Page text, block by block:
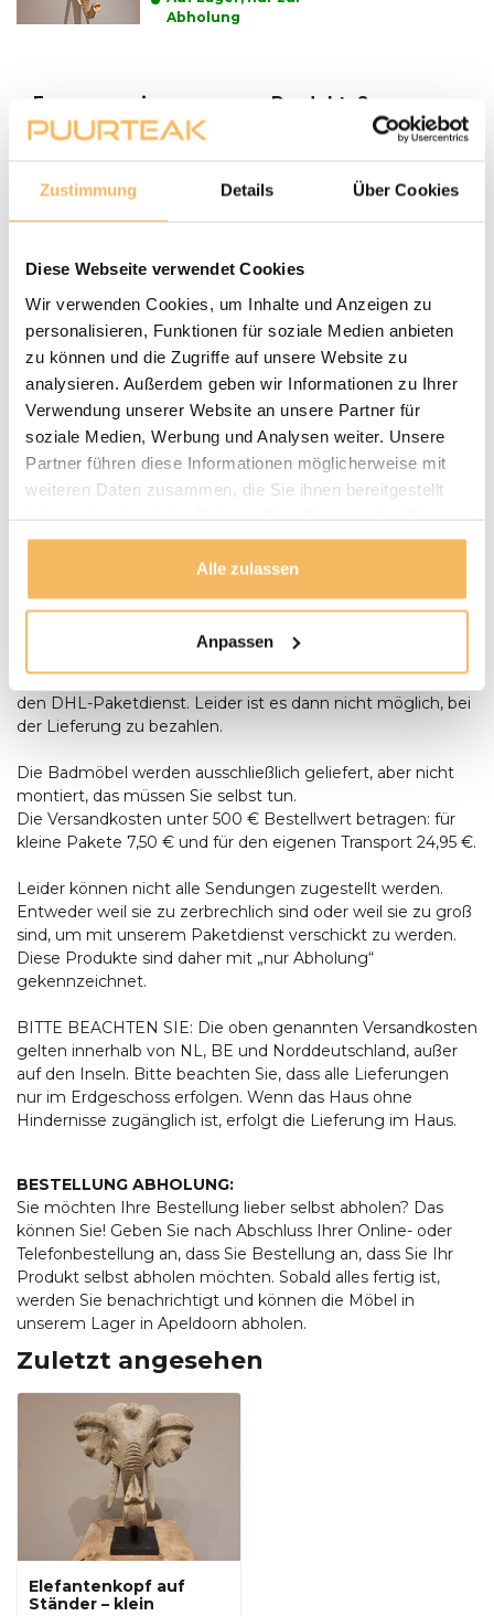
Zustimmung Details Über Cookies
Diese Webseite verwendet Cookies
Wir verwenden Cookies, um Inhalte und Anzeigen zu
personalisieren, Funktionen für soziale Medien anbieten
zu können und die Zugriffe auf unsere Website zu
analysieren. Außerdem geben wir Informationen zu Ihrer
Verwendung unserer Website an unsere Partner für
soziale Medien, Werbung und Analysen weiter. Unsere
Partner führen diese Informationen möglicherweise mit
weiteren Daten zusammen, die Sie ihnen bereitgestellt
gesammelt haben.
Alle zulassen
Anpassen
Abholung
Fragen zu einem unserer Produkte?
We helpen je graag bij het maken van de juiste keuze
Lieferung und Abholung
LIEFERN:
Möbel nach Absprache zu Ihnen nach Hause. Wir werden
Wir setzen uns mit Ihnen in Verbindung und vereinbaren
mit Ihnen einen Termin für die Lieferung. Unsere
Gartenmöbel werden bei Bedarf von unserem Fahrer
montiert und aufgestellt. Anlieferungen erfolgen nur
ebenerdig. Bei der Lieferung eines Baumstamm-Tisches
sollte zum Zeitpunkt der Lieferung zusätzliche Hilfe
anwesend sein, um Aufstellen des Tisches anwesend sein.
Bestellungen ab € 500,- werden kostenlos geliefert. Sie
bezahlen, Wenn die Umstände es Ihnen unmöglich
machen, bei der Lieferung zu bezahlen, können Sie auch
bezahlen. Lieferung per Banküberweisung oder in unserem
Ausstellungsraum. Kleinteile (wie z.B. Teaköl oder lose
Gartenkissen) liefern wir nicht persönlich aus, sondern
lassen dies durch den DHL-Paketdienst erledigen. durch
den DHL-Paketdienst. Leider ist es dann nicht möglich, bei
der Lieferung zu bezahlen.
Die Badmöbel werden ausschließlich geliefert, aber nicht
montiert, das müssen Sie selbst tun.
Die Versandkosten unter 500 € Bestellwert betragen: für
kleine Pakete 7,50 € und für den eigenen Transport 24,95 €.
Leider können nicht alle Sendungen zugestellt werden.
Entweder weil sie zu zerbrechlich sind oder weil sie zu groß
sind, um mit unserem Paketdienst verschickt zu werden.
Diese Produkte sind daher mit „nur Abholung“
gekennzeichnet.
BITTE BEACHTEN SIE: Die oben genannten Versandkosten
gelten innerhalb von NL, BE und Norddeutschland, außer
auf den Inseln. Bitte beachten Sie, dass alle Lieferungen
nur im Erdgeschoss erfolgen. Wenn das Haus ohne
Hindernisse zugänglich ist, erfolgt die Lieferung im Haus.
BESTELLUNG ABHOLUNG:
Sie möchten Ihre Bestellung lieber selbst abholen? Das
können Sie! Geben Sie nach Abschluss Ihrer Online- oder
Telefonbestellung an, dass Sie Bestellung an, dass Sie Ihr
Produkt selbst abholen möchten. Sobald alles fertig ist,
werden Sie benachrichtigt und können die Möbel in
unserem Lager in Apeldoorn abholen.
Zuletzt angesehen
Elefantenkopf auf
Ständer – klein